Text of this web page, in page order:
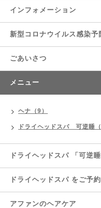
インフォメーション
新型コロナウイルス感染
ごあいさつ
メニュー
ヘナ（9）
ドライヘッドスパ 可逆睡（
ドライヘッドスパ 「可逆
ドライヘッドスパ をご予
アファンのヘアケア